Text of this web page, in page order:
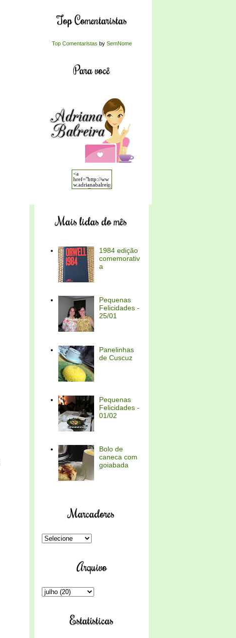
Top Comentaristas
Top Comentaristas by SemNome
Para você
Mais lidas do mês
1984 edição
comemorativ
a
Pequenas
Felicidades -
25/01
Panelinhas
de Cuscuz
Pequenas
Felicidades -
01/02
Bolo de
caneca com
goiabada
Marcadores
Arquivo
Estatísticas